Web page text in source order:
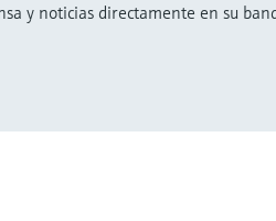
y noticias directamente en su